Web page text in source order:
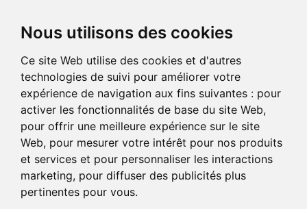
Nous utilisons des cookies
Ce site Web utilise des cookies et d'autres
technologies de suivi pour améliorer votre
expérience de navigation aux fins suivantes : pour
activer les fonctionnalités de base du site Web,
pour offrir une meilleure expérience sur le site
Web, pour mesurer votre intérêt pour nos produits
et services et pour personnaliser les interactions
marketing, pour diffuser des publicités plus
pertinentes pour vous.